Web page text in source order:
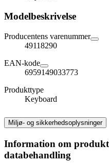
Modelbeskrivelse
Producentens varenummer
49118290
EAN-kode
6959149033773
Produkttype
Keyboard
Miljø- og sikkerhedsoplysninger
Information om
databehandling